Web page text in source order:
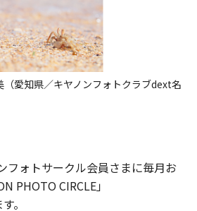
愛知県／キヤノンフォトクラブdext名
フォトサークル会員さまに毎月お
PHOTO CIRCLE」
。